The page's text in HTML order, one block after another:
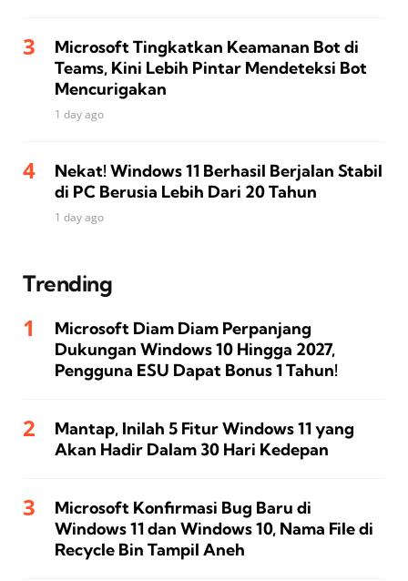
Microsoft Tingkatkan Keamanan Bot di
Teams, Kini Lebih Pintar Mendeteksi Bot
Mencurigakan
1 day ago
Nekat! Windows 11 Berhasil Berjalan Stabil
di PC Berusia Lebih Dari 20 Tahun
1 day ago
Trending
Microsoft Diam Diam Perpanjang
Dukungan Windows 10 Hingga 2027,
Pengguna ESU Dapat Bonus 1 Tahun!
Mantap, Inilah 5 Fitur Windows 11 yang
Akan Hadir Dalam 30 Hari Kedepan
Microsoft Konfirmasi Bug Baru di
Windows 11 dan Windows 10, Nama File di
Recycle Bin Tampil Aneh